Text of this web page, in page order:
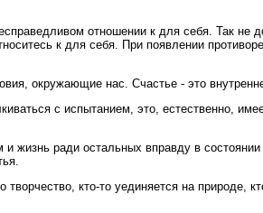
отношении к для себя. Так
к для себя. При появлении
окружающие нас. Счастье - это
с испытанием, это, естественно,
ради остальных вправду в
кто-то уединяется на природе,